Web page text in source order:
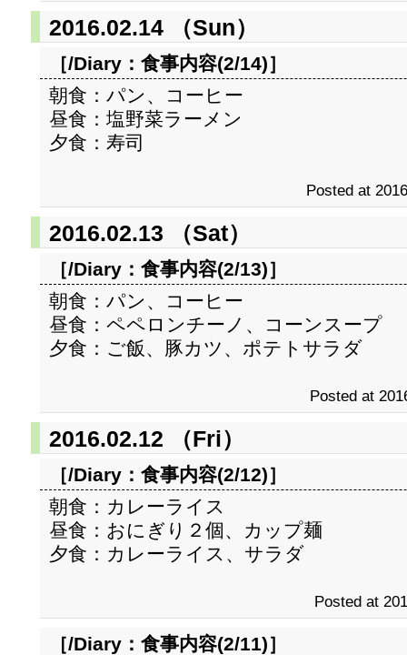
2016.02.14 （Sun）
［/Diary： 食事内容(2/14)］
朝食：パン、コーヒー
昼食：塩野菜ラーメン
夕食：寿司
Posted at
2016.02.13 （Sat）
［/Diary： 食事内容(2/13)］
朝食：パン、コーヒー
昼食：ペペロンチーノ、コーンスープ
夕食：ご飯、豚カツ、ポテトサラダ
Posted at
2016.02.12 （Fri）
［/Diary： 食事内容(2/12)］
朝食：カレーライス
昼食：おにぎり２個、カップ麺
夕食：カレーライス、サラダ
Posted at
［/Diary： 食事内容(2/11)］